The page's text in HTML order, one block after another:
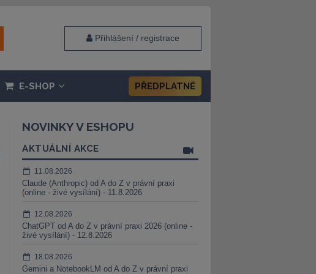
Přihlášení / registrace
E-SHOP PŘEDPLATNÉ
NOVINKY V ESHOPU
AKTUÁLNÍ AKCE
11.08.2026
Claude (Anthropic) od A do Z v právní praxi
(online - živé vysílání) - 11.8.2026
12.08.2026
ChatGPT od A do Z v právní praxi 2026 (online -
živé vysílání) - 12.8.2026
18.08.2026
Gemini a NotebookLM od A do Z v právní praxi